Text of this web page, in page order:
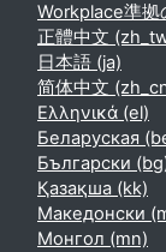
Workplace準拠
正體中文
日本語 ‎(ja)‎
简体中文
Ελληνικά ‎(el)‎
Беларуская
Български
Қазақша ‎(kk)‎
Македонски
Монгол ‎(mn)‎